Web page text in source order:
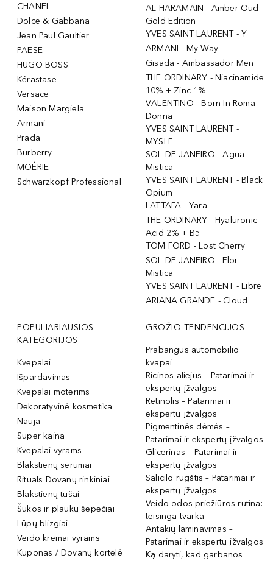
CHANEL
Dolce & Gabbana
Jean Paul Gaultier
PAESE
HUGO BOSS
Kérastase
Versace
Maison Margiela
Armani
Prada
Burberry
MOÉRIE
Schwarzkopf Professional
AL HARAMAIN - Amber Oud
Gold Edition
YVES SAINT LAURENT - Y
ARMANI - My Way
Gisada - Ambassador Men
THE ORDINARY - Niacinamide
10% + Zinc 1%
VALENTINO - Born In Roma
Donna
YVES SAINT LAURENT -
MYSLF
SOL DE JANEIRO - Agua
Mistica
YVES SAINT LAURENT - Black
Opium
LATTAFA - Yara
THE ORDINARY - Hyaluronic
Acid 2% + B5
TOM FORD - Lost Cherry
SOL DE JANEIRO - Flor
Mistica
YVES SAINT LAURENT - Libre
ARIANA GRANDE - Cloud
POPULIARIAUSIOS
KATEGORIJOS
Kvepalai
Išpardavimas
Kvepalai moterims
Dekoratyvinė kosmetika
Nauja
Super kaina
Kvepalai vyrams
Blakstienų serumai
Rituals Dovanų rinkiniai
Blakstienų tušai
Šukos ir plaukų šepečiai
Lūpų blizgiai
Veido kremai vyrams
Kuponas / Dovanų kortelė
GROŽIO TENDENCIJOS
Prabangūs automobilio
kvapai
Ricinos aliejus – Patarimai ir
ekspertų įžvalgos
Retinolis – Patarimai ir
ekspertų įžvalgos
Pigmentinės dėmės –
Patarimai ir ekspertų įžvalgos
Glicerinas – Patarimai ir
ekspertų įžvalgos
Salicilo rūgštis – Patarimai ir
ekspertų įžvalgos
Veido odos priežiūros rutina:
teisinga tvarka
Antakių laminavimas –
Patarimai ir ekspertų įžvalgos
Ką daryti, kad garbanos